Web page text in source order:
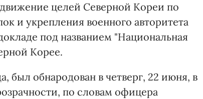
целей Северной Кореи по
и укрепления военного авторитета
под названием "Национальная
Корее.
был обнародован в четверг, 22 июня, в
по словам офицера